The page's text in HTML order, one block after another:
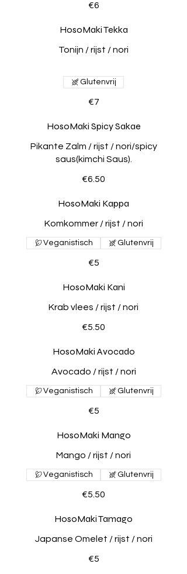
€6
HosoMaki Tekka
Tonijn / rijst / nori
€7
Glutenvrij
HosoMaki Spicy Sakae
Pikante Zalm / rijst / nori/spicy
saus(kimchi Saus).
€6.50
HosoMaki Kappa
Komkommer / rijst / nori
€5
Veganistisch Glutenvrij
HosoMaki Kani
Krab vlees / rijst / nori
€5.50
HosoMaki Avocado
Avocado / rijst / nori
€5
Veganistisch Glutenvrij
HosoMaki Mango
Mango / rijst / nori
€5.50
Veganistisch Glutenvrij
HosoMaki Tamago
Japanse Omelet / rijst / nori
€5